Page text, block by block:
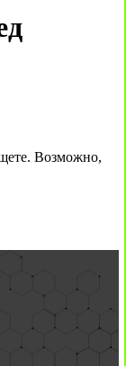
Возможно,